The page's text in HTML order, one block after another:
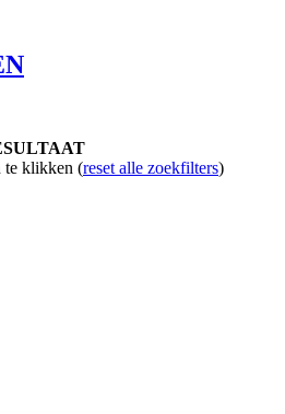
te klikken (reset alle zoekfilters)